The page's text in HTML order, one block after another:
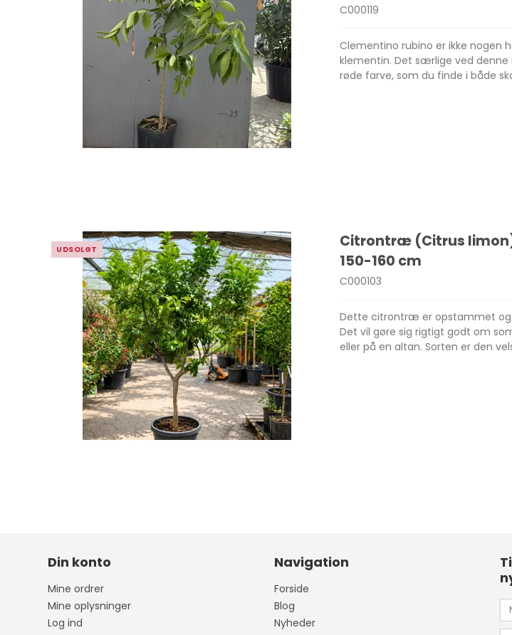
C000119
Clementino rubino er ikke nogen
klementin. Det særlige ved denne
røde farve, som du finde i både
UDSOLGT
Citrontræ (Citrus
150-160 cm
C000103
Dette citrontræ er opstammet og
Det vil gøre sig rigtigt godt om
eller på en altan. Sorten er den
Din konto
Mine ordrer
Mine oplysninger
Log ind
Navigation
Forside
Blog
Nyheder